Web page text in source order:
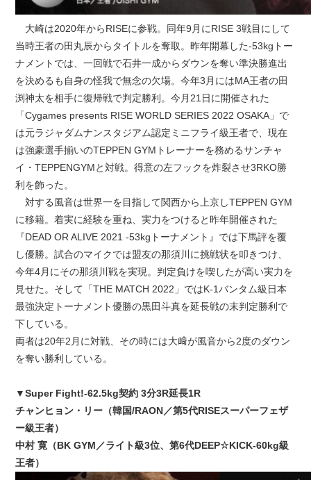
大崎は2020年からRISEに参戦。同年9月にRISE 3戦目にして
当時王者の田丸辰からタイトルを奪取。昨年開幕した-53kgトー
ナメントでは、一回戦で石井一成からダウンを奪い準決勝進出
を決めるも自身の怪我で無念の欠場。今年3月にはMA王者の田
渕神太を相手に復帰戦で判定勝利。今月21日に開催された
「Cygames presents RISE WORLD SERIES 2022 OSAKA」で
は元ラジャダムナンスタジアム認定ミニフライ級王者で、現在
は強豪選手揃いのTEPPEN GYMトレーナーを務めるサンチャ
イ・TEPPENGYMと対戦。得意の左フックを炸裂させ3RKO勝
利を飾った。
対する風音は世界一を目指して関西から上京しTEPPEN GYM
に移籍。着実に経験を重ね、実力をつけると昨年開催された
『DEAD OR ALIVE 2021 -53kgトーナメント』では下馬評を覆
し優勝。試合のマイクでは盟友の那須川に挑戦状を叩きつけ、
今年4月にその那須川戦を実現。判定負けを喫したが高い実力を
見せた。そして「THE MATCH 2022」ではK-1バンタム級日本
最強決定トーナメント優勝の黒田斗真を延長戦の末判定勝利で
下している。
両者は20年2月に対戦、その時には大﨑が風音から2度のダウン
を奪い勝利している。
▼Super Fight!-62.5kg契約 3分3R延長1R
チャンヒョン・リー（韓国/RAON／第5代RISEスーパーフェザ
ー級王者）
中村 寛（BK GYM／ライト級3位、第6代DEEP☆KICK-60kg級
王者）